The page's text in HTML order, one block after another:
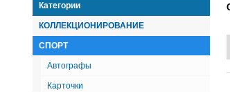
Категории
КОЛЛЕКЦИОНИРОВАНИЕ
СПОРТ
Автографы
Карточки